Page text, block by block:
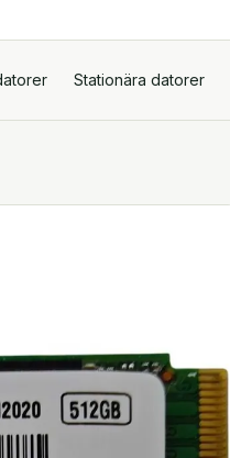
Stationära datorer